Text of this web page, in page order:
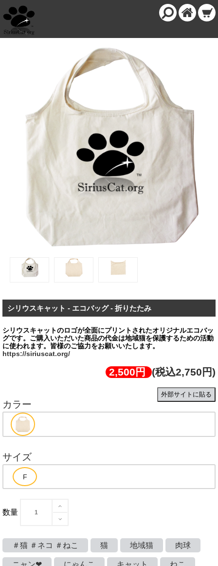
シリウスキャット - エコバッグ - 折りたたみ
シリウスキャットのロゴが全面にプリントされたオリジナルエコバッ
グです。ご購⼊いただいた商品の代金は地域猫を保護するための活動
https://siriuscat.org/
2,500円 (税込2,750円)
外部サイトに貼る
カラー
サイズ
数量
＃猫 ＃ネコ ＃ねこ 猫 地域猫 肉球
ニャン❤ にゃんこ キャット ねこ